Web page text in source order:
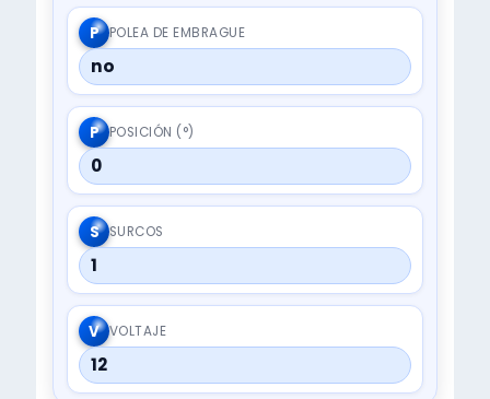
P POLEA DE EMBRAGUE
no
P POSICIÓN (°)
0
S SURCOS
1
V VOLTAJE
12